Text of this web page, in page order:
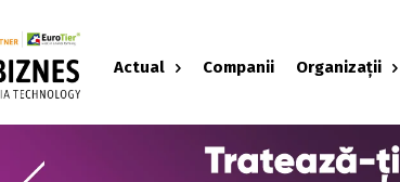
Actual Companii Organizații